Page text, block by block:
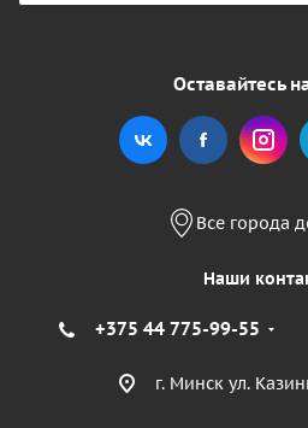
Оставайтесь
Все города
Наши
+375 44 775-99-55
г. Минск ул.